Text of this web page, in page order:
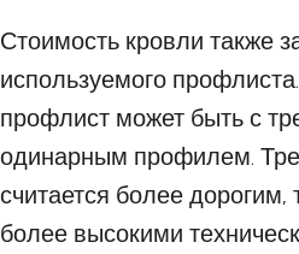
Стоимость кровли также
используемого
профлист может быть с
одинарным профилем.
считается более дорогим,
более высокими